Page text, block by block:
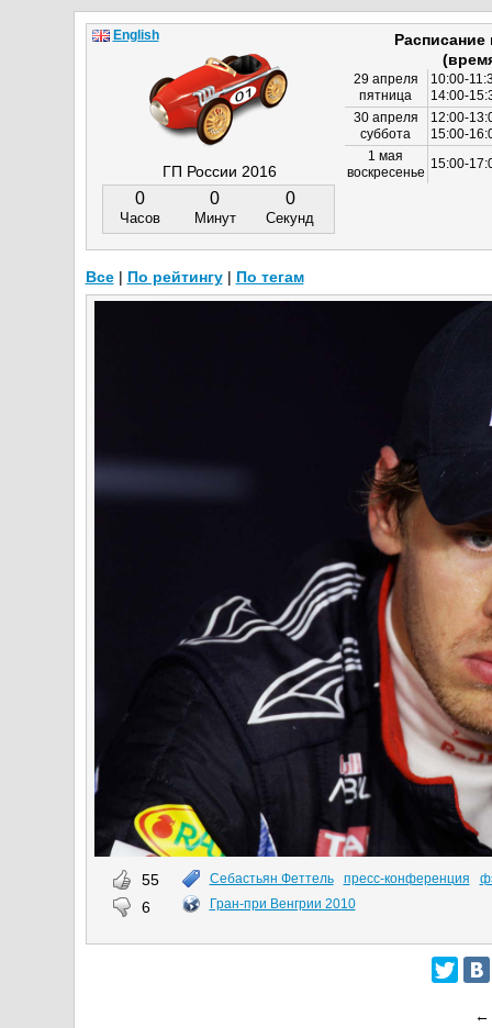
55
6
Себастьян Феттель пресс-конференция
Гран-при Венгрии 2010
ГП России 2016
0
Часов
0
Минут
0
Секунд
29 апреля
пятница
10:00-
14:00-
30 апреля
суббота
12:00-
15:00-
1 мая
воскресенье
15:00-
English
Все| По рейтингу| По тегам